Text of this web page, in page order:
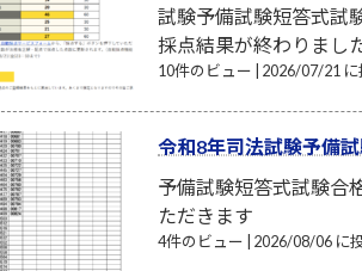
試験予備試験短答式試
採点結果が終わりま
10件のビュー 2026/07/21
令和8年司法試験予備
予備試験短答式試験合
ただきます
4件のビュー 2026/08/06 に